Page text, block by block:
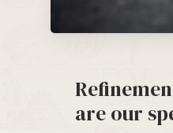
are our